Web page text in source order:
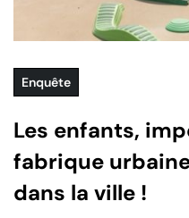
Enquête
Les enfants,
fabrique
dans la ville !